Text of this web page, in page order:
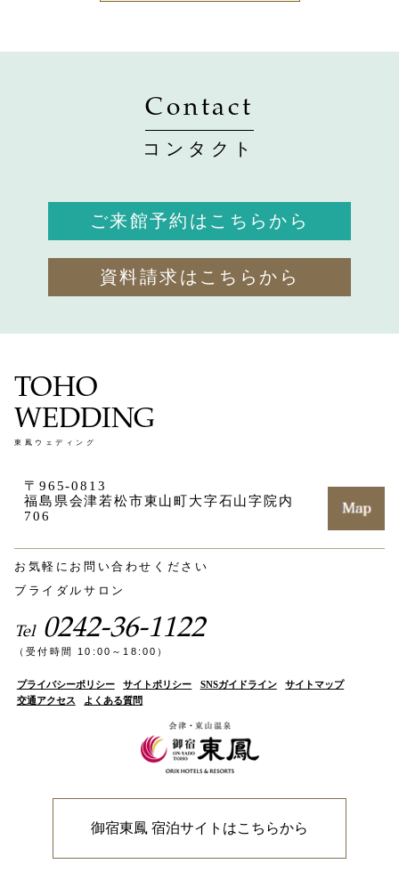
Contact
コンタクト
ご来館予約はこちらから
資料請求はこちらから
TOHO
WEDDING
東鳳ウェディング
〒965-0813
福島県会津若松市東山町大字石山字院内
706
お気軽にお問い合わせください
ブライダルサロン
Tel 0242-36-1122
（受付時間 10:00～18:00）
プライバシーポリシー サイトポリシー SNSガイドライン
サイトマップ
交通アクセス
よくある質問
御宿東鳳 宿泊サイトはこちらから